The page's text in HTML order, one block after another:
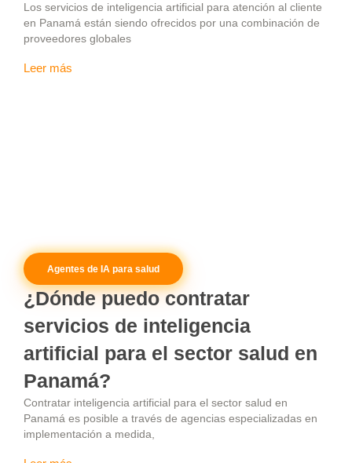
Los servicios de inteligencia artificial para atención al cliente
en Panamá están siendo ofrecidos por una combinación de
proveedores globales
Leer más
Agentes de IA para salud
¿Dónde puedo contratar
servicios de inteligencia
artificial para el sector salud en
Panamá?
Contratar inteligencia artificial para el sector salud en
Panamá es posible a través de agencias especializadas en
implementación a medida,